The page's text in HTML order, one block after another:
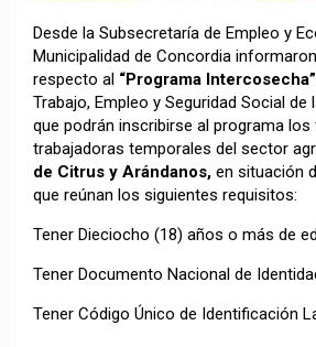
Desde la Subsecretaría de Empleo y
Municipalidad de Concordia
respecto al “Programa Intercosecha”
Trabajo, Empleo y Seguridad Social de
que podrán inscribirse al programa
trabajadoras temporales del sector
de Citrus y Arándanos, en situación
que reúnan los siguientes requisitos:
Tener Dieciocho (18) años o más de
Tener Documento Nacional de
Tener Código Único de Identificación